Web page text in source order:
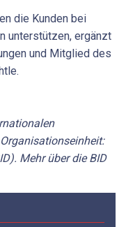
die Kunden bei
unterstützen, ergänzt
und Mitglied des
Mehr über die BID